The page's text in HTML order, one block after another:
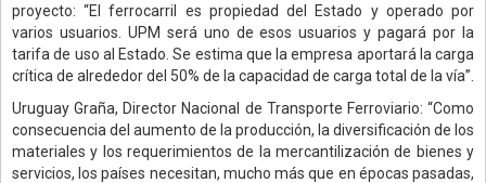
proyecto: “El ferrocarril es propiedad del Estado y operado por
varios usuarios. UPM será uno de esos usuarios y pagará por la
tarifa de uso al Estado. Se estima que la empresa aportará la carga
crítica de alrededor del 50% de la capacidad de carga total de la vía”.
Uruguay Graña, Director Nacional de Transporte Ferroviario: “Como
consecuencia del aumento de la producción, la diversificación de los
materiales y los requerimientos de la mercantilización de bienes y
servicios, los países necesitan, mucho más que en épocas pasadas,